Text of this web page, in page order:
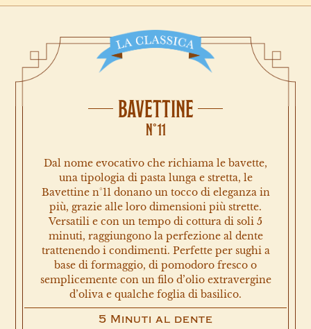
BAVETTINE
N°11
Dal nome evocativo che richiama le bavette,
una tipologia di pasta lunga e stretta, le
Bavettine n°11 donano un tocco di eleganza in
più, grazie alle loro dimensioni più strette.
Versatili e con un tempo di cottura di soli 5
minuti, raggiungono la perfezione al dente
trattenendo i condimenti. Perfette per sughi a
base di formaggio, di pomodoro fresco o
semplicemente con un filo d’olio extravergine
d’oliva e qualche foglia di basilico.
5 Minuti al dente